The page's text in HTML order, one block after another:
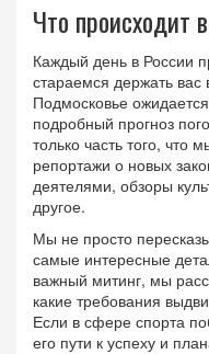
Что происходит
Каждый день в России
стараемся держать
Подмосковье
подробный прогноз
только часть того,
репортажи о новых
деятелями, обзоры
другое.
Мы не просто
самые интересные
важный митинг, мы
какие требования
Если в сфере спорта
его пути к успеху и